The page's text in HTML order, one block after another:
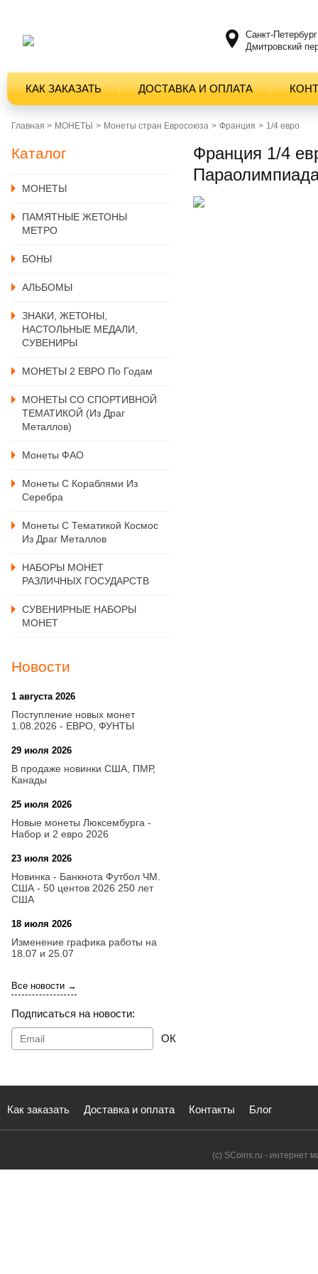
Санкт-Петербург
Дмитровский
КАК ЗАКАЗАТЬ ДОСТАВКА И ОПЛАТА
Главная > MОНЕТЫ Монеты стран Евросоюза Франция 1/4 евро
Каталог
MОНЕТЫ
ПАМЯТНЫЕ ЖЕТОНЫ
МЕТРО
БОНЫ
АЛЬБОМЫ
ЗНАКИ, ЖЕТОНЫ,
НАСТОЛЬНЫЕ МЕДАЛИ,
СУВЕНИРЫ
МОНЕТЫ 2 ЕВРО По Годам
МОНЕТЫ СО СПОРТИВНОЙ
ТЕМАТИКОЙ (из Драг
Металлов)
Монеты ФАО
Монеты С Кораблями Из
Серебра
Монеты С Тематикой Космос
Из Драг Металлов
НАБОРЫ МОНЕТ
РАЗЛИЧНЫХ ГОСУДАРСТВ
СУВЕНИРНЫЕ НАБОРЫ
МОНЕТ
Новости
1 августа 2026
Поступление новых монет
1.08.2026 - ЕВРО, ФУНТЫ
29 июля 2026
В продаже новинки США, ПМР,
Канады
25 июля 2026
Новые монеты Люксембурга -
Набор и 2 евро 2026
23 июля 2026
Новинка - Банкнота Футбол ЧМ.
США - 50 центов 2026 250 лет
США
18 июля 2026
Изменение графика работы на
18.07 и 25.07
Все новости →
Подписаться на новости:
ОК
Франция 1/4
Как заказать Доставка и оплата Контакты Блог
(с) SCoins.ru - интернет